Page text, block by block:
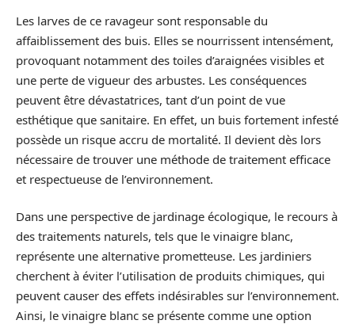
Les larves de ce ravageur sont responsable du
affaiblissement des buis. Elles se nourrissent intensément,
provoquant notamment des toiles d’araignées visibles et
une perte de vigueur des arbustes. Les conséquences
peuvent être dévastatrices, tant d’un point de vue
esthétique que sanitaire. En effet, un buis fortement infesté
possède un risque accru de mortalité. Il devient dès lors
nécessaire de trouver une méthode de traitement efficace
et respectueuse de l’environnement.
Dans une perspective de jardinage écologique, le recours à
des traitements naturels, tels que le vinaigre blanc,
représente une alternative prometteuse. Les jardiniers
cherchent à éviter l’utilisation de produits chimiques, qui
peuvent causer des effets indésirables sur l’environnement.
Ainsi, le vinaigre blanc se présente comme une option